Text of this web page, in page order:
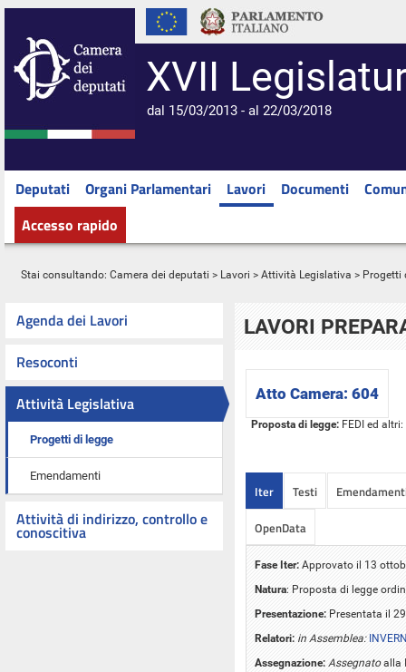
XVII
dal 15/03/2013 - al 22/03/2018
Deputati Organi Parlamentari Lavori Documenti
Accesso rapido
Stai consultando: Camera dei deputati > Lavori > Attività Legislativa > Progetti
Agenda dei Lavori
Resoconti
Attività Legislativa
Progetti di legge
Emendamenti
Attività di indirizzo, controllo e
conoscitiva
LAVORI
Atto Camera: 604
Proposta di legge: FEDI ed
Iter Testi
OpenData
Fase Iter: Approvato il 13
Natura: Proposta di legge
Presentazione: Presentata il
Relatori: in Assemblea:
Assegnazione: Assegnatoalla